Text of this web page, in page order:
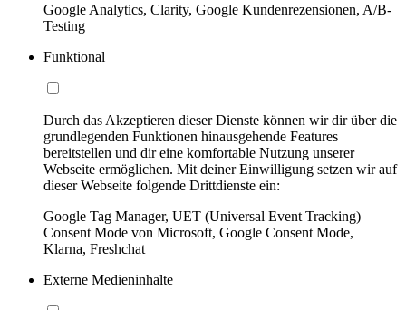
Google Analytics, Clarity, Google Kundenrezensionen, A/B-
Testing
Funktional
Durch das Akzeptieren dieser Dienste können wir dir über die
grundlegenden Funktionen hinausgehende Features
bereitstellen und dir eine komfortable Nutzung unserer
Webseite ermöglichen. Mit deiner Einwilligung setzen wir auf
dieser Webseite folgende Drittdienste ein:
Google Tag Manager, UET (Universal Event Tracking)
Consent Mode von Microsoft, Google Consent Mode,
Klarna, Freshchat
Externe Medieninhalte